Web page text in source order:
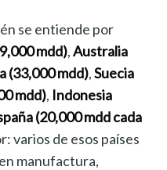
se entiende por
mdd),Australia
(33,000 mdd),Suecia
mdd), Indonesia
(20,000 mdd cada
varios de esos países
manufactura,